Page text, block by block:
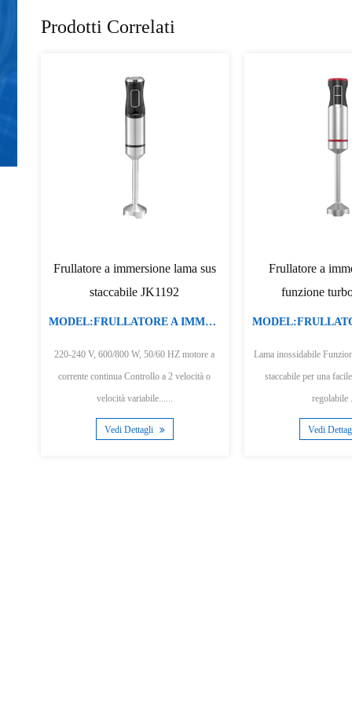
Prodotti Correlati
Frullatore a immersione con
funzione turbo JK1172
MODEL:FRULLATORE A IMMERSIONE
Lama inossidabile Funzione turbo Gamba SS
staccabile per una facile pulizia Velocità
regolabile ......
Vedi Dettagli
Frullatore a
600/800W
220-240 V, 600/800 W, 50/60 HZ
corrente continua Controllo a 2 velocità o
velocità variabile......
Vedi Dettagli